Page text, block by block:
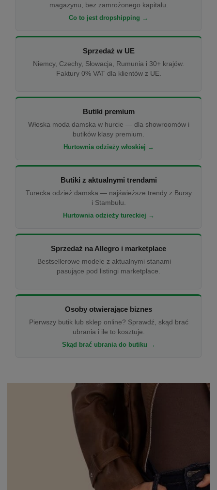
magazynu, bez zamrożonego kapitału.
Co to jest dropshipping →
Sprzedaż w UE
Niemcy, Czechy, Słowacja, Rumunia i 30+ krajów.
Faktury 0% VAT dla klientów z UE.
Butiki premium
Włoska moda damska w hurcie — dla showroomów i
butików klasy premium.
Hurtownia odzieży włoskiej →
Butiki z aktualnymi trendami
Turecka odzież damska — najświeższe trendy z Bursy
i Stambułu.
Hurtownia odzieży tureckiej →
Sprzedaż na Allegro i marketplace
Bestsellerowe modele z aktualnymi stanami —
pasujące pod listingi marketplace.
Osoby otwierające biznes
Pierwszy butik lub sklep online? Sprawdź, skąd brać
ubrania i ile to kosztuje.
Skąd brać ubrania do butiku →